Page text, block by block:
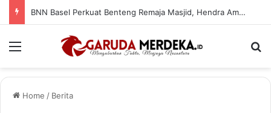
BNN Basel Perkuat Benteng Remaja Masjid, Hendra Amoer: Jadilah Agen Perubahan Lawan Narkoba
Menu
Home / Berita